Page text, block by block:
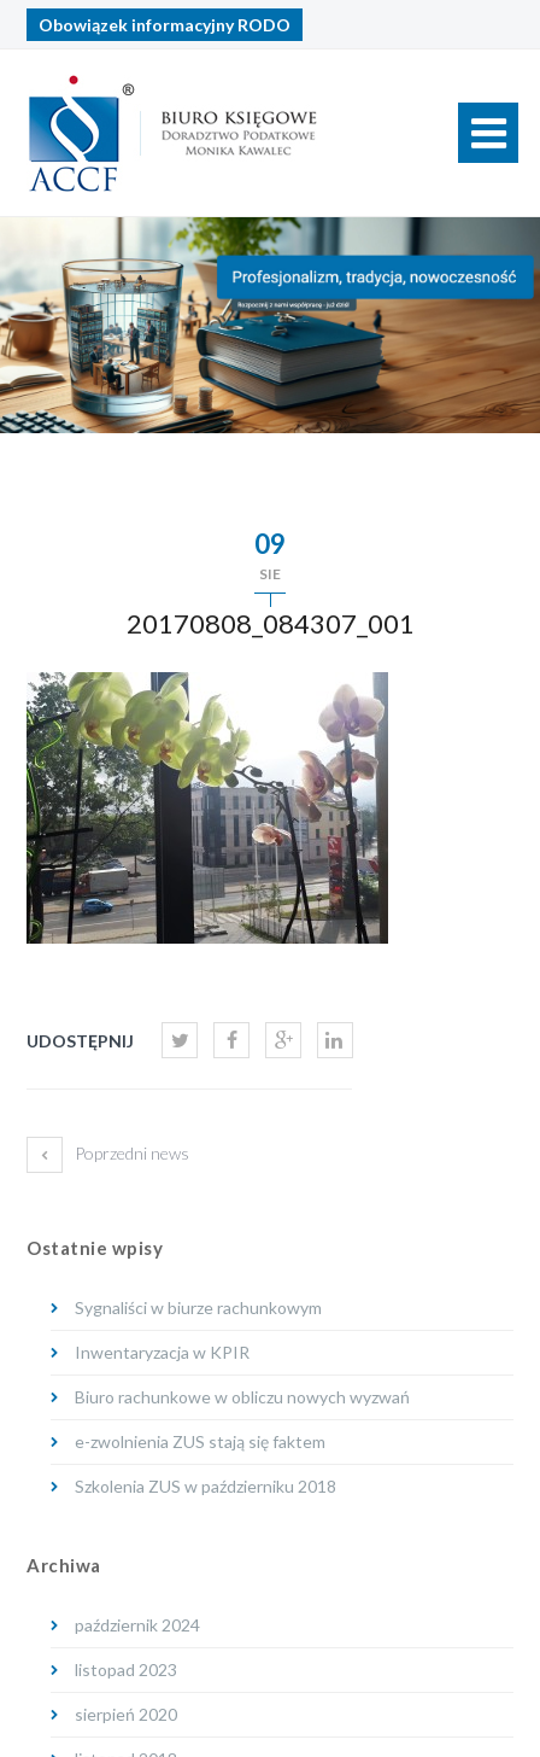
Obowiązek informacyjnyRODO
09
SIE
20170808_084307_001
UDOSTĘPNIJ
Poprzedni news
Ostatnie wpisy
Sygnaliści w biurze rachunkowym
Inwentaryzacja w KPIR
Biuro rachunkowe w obliczu nowych wyzwań
e-zwolnienia ZUS stają się faktem
Szkolenia ZUS w październiku 2018
Archiwa
październik 2024
listopad 2023
sierpień 2020